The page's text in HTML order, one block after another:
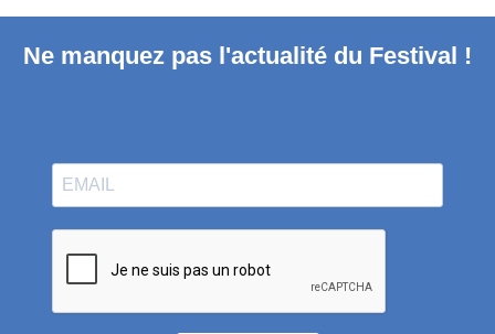
Ne manquez pas l'actualité du Festival !